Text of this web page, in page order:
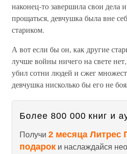
наконец-то завершила свои дела
прощаться, девчушка была вне
стариком.
А вот если бы он, как другие
лучше войны ничего на свете
убил сотни людей и сжег
девчушка нисколько бы его не
Более 800 000 книг и
Получи 2 месяца Литрес
подарок и наслаждайся